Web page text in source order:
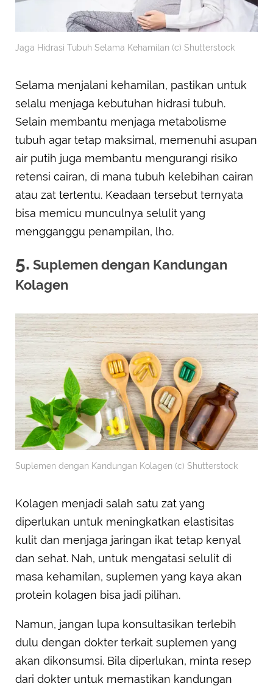
Jaga Hidrasi Tubuh Selama Kehamilan (c) Shutterstock
Selama menjalani kehamilan, pastikan untuk
selalu menjaga kebutuhan hidrasi tubuh.
Selain membantu menjaga metabolisme
tubuh agar tetap maksimal, memenuhi asupan
air putih juga membantu mengurangi risiko
retensi cairan, di mana tubuh kelebihan cairan
atau zat tertentu. Keadaan tersebut ternyata
bisa memicu munculnya selulit yang
mengganggu penampilan, lho.
5. Suplemen dengan Kandungan
Kolagen
Suplemen dengan Kandungan Kolagen (c) Shutterstock
Kolagen menjadi salah satu zat yang
diperlukan untuk meningkatkan elastisitas
kulit dan menjaga jaringan ikat tetap kenyal
dan sehat. Nah, untuk mengatasi selulit di
masa kehamilan, suplemen yang kaya akan
protein kolagen bisa jadi pilihan.
Namun, jangan lupa konsultasikan terlebih
dulu dengan dokter terkait suplemen yang
akan dikonsumsi. Bila diperlukan, minta resep
dari dokter untuk memastikan kandungan